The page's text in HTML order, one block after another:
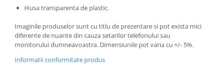
Husa transparenta de plastic.
Imaginile produselor sunt cu titlu de prezentare si pot exista mici
diferente de nuante din cauza setarilor telefonului sau
monitorului dumneavoastra. Dimensiunile pot varia cu +/- 5%.
Informatii conformitate produs